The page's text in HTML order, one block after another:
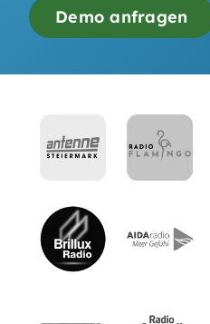
Demo anfragen